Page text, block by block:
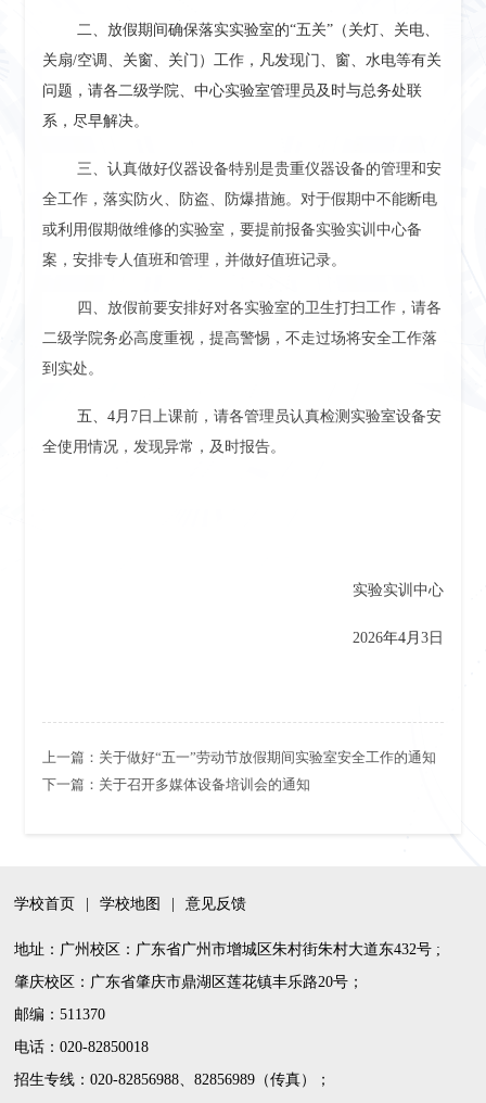
二、放假期间确保落实实验室的“五关”（关灯、关电、
关扇/空调、关窗、关门）工作，凡发现门、窗、水电等有关
问题，请各二级学院、中心实验室管理员及时与总务处联
系，尽早解决。
三、认真做好仪器设备特别是贵重仪器设备的管理和安
全工作，落实防火、防盗、防爆措施。对于假期中不能断电
或利用假期做维修的实验室，要提前报备实验实训中心备
案，安排专人值班和管理，并做好值班记录。
四、放假前要安排好对各实验室的卫生打扫工作，请各
二级学院务必高度重视，提高警惕，不走过场将安全工作落
到实处。
五、4月 7日上课前，请各管理员认真检测实验室设备安
全使用情况，发现异常，及时报告。
实验实训中心
2026年4月3日
上一篇： 关于做好“五一”劳动节放假期间实验室安全工作的通知
下一篇： 关于召开多媒体设备培训会的通知
学校首页 学校地图 意见反馈
地址：广州校区：广东省广州市增城区朱村街朱村大道东432号 ;
肇庆校区：广东省肇庆市鼎湖区莲花镇丰乐路20号；
邮编：511370
电话：020-82850018
招生专线：020-82856988、82856989（传真）；